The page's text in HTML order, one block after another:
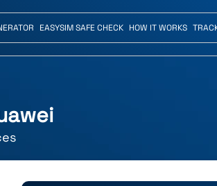
EASYSIM SAFE CHECK HOW IT WORKS